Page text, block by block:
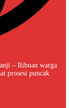
– Ribuan warga
prosesi puncak